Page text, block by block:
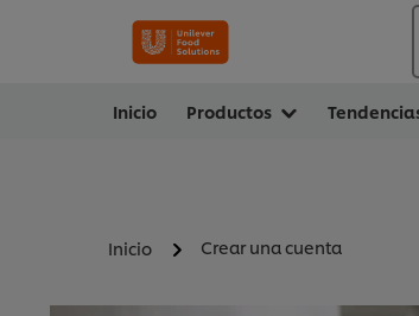
Inicio Productos
Inicio Crear una cuenta